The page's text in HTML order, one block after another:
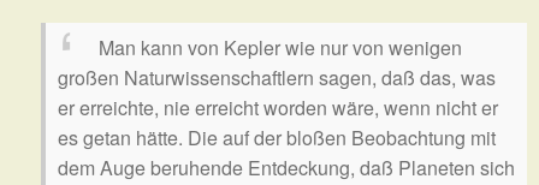
Man kann von Kepler wie nur von wenigen
großen Naturwissenschaftlern sagen, daß das, was
er erreichte, nie erreicht worden wäre, wenn nicht er
es getan hätte. Die auf der bloßen Beobachtung mit
dem Auge beruhende Entdeckung, daß Planeten sich